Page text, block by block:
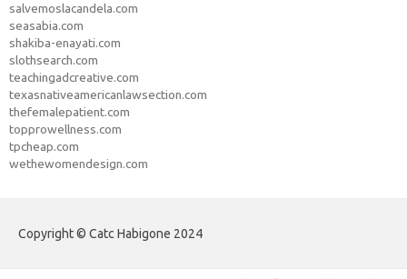
salvemoslacandela.com
seasabia.com
shakiba-enayati.com
slothsearch.com
teachingadcreative.com
texasnativeamericanlawsection.com
thefemalepatient.com
topprowellness.com
tpcheap.com
wethewomendesign.com
Copyright © Catc Habigone 2024